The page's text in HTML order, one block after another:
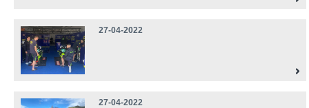
27-04-2022
27-04-2022